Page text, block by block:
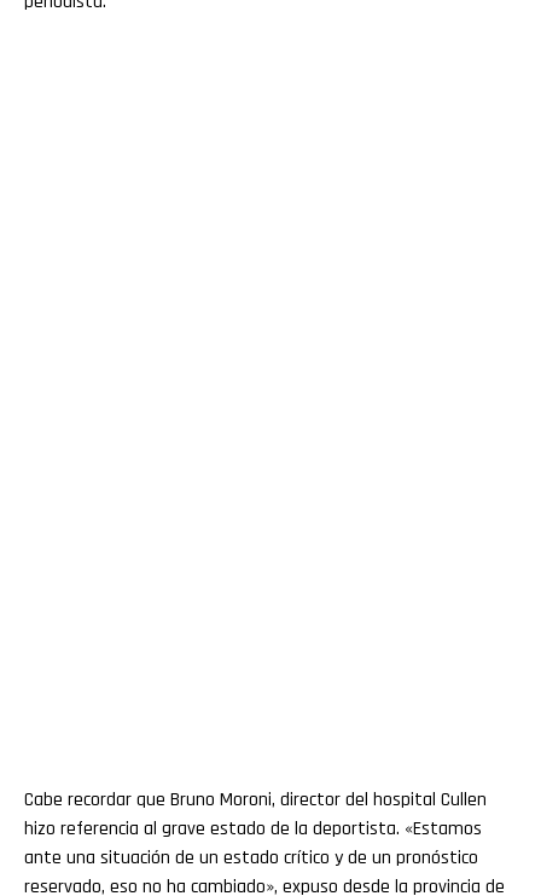
Cabe recordar que Bruno Moroni, director del hospital Cullen
hizo referencia al grave estado de la deportista. «Estamos
ante una situación de un estado crítico y de un pronóstico
reservado, eso no ha cambiado», expuso desde la provincia de